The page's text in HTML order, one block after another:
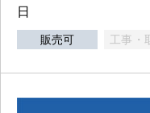
日
販売可 工事・